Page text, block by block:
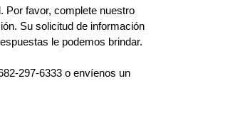
Por favor, complete nuestro
Su solicitud de información
le podemos brindar.
297-6333 o envíenos un